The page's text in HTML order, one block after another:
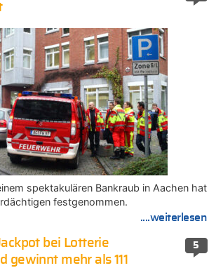
spektakulären Bankraub in Aachen hat
festgenommen.
....weiterlesen
5
bei Lotterie
gewinnt mehr als 111